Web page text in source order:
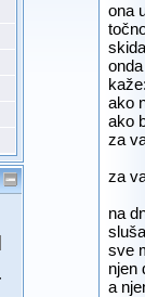
ona
ako
ako
za
za
na
sve
njen
a